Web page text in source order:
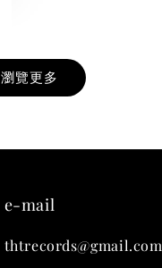
瀏覽更多
e-mail
thtrecords@gmail.com